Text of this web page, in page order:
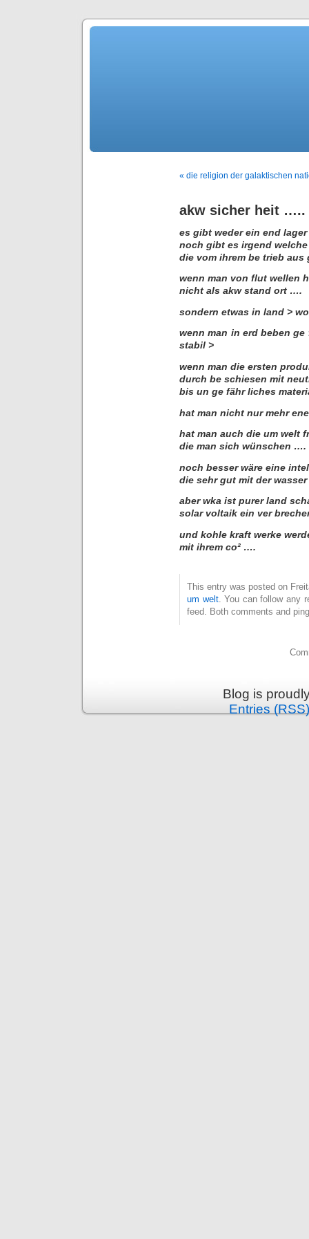
« die religion der galaktischen
akw sicher heit …..
es gibt weder ein end
noch gibt es irgend
die vom ihrem be trieb aus
wenn man von flut wellen
nicht als akw stand ort ….
sondern etwas in land >
wenn man in erd beben
stabil >
wenn man die ersten
durch be schiesen mit
bis un ge fähr liches
hat man nicht nur mehr
hat man auch die um welt
die man sich wünschen ….
noch besser wäre eine
die sehr gut mit der
aber wka ist purer land
solar voltaik ein ver
und kohle kraft werke
mit ihrem co² ….
This entry was posted on
um welt. You can follow any
feed. Both comments and
Blog is
Entries (RSS)